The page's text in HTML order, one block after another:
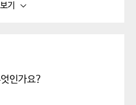
되었다거나 사용자의 사생활
기
인가요?